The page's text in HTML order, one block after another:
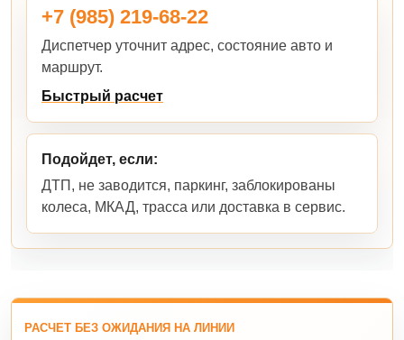
+7 (985) 219-68-22
Диспетчер уточнит адрес, состояние авто и
маршрут.
Быстрый расчет
Подойдет, если:
ДТП, не заводится, паркинг, заблокированы
колеса, МКАД, трасса или доставка в сервис.
РАСЧЕТ БЕЗ ОЖИДАНИЯ НА ЛИНИИ